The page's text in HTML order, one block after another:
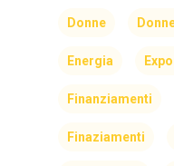
Donne
Energia
Finanziamenti
Finaziamenti